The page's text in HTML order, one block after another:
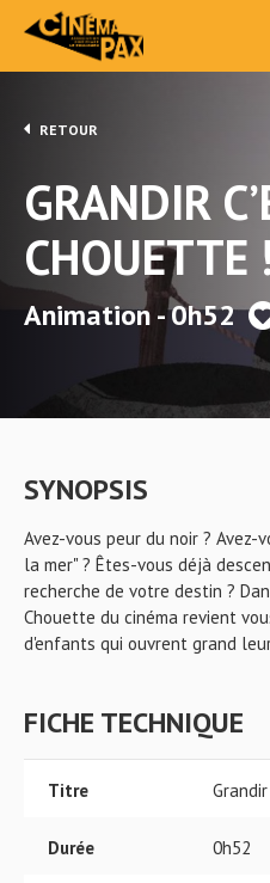
RETOUR
GRANDIR
CHOUETTE !
Animation - 0h52
SYNOPSIS
Avez-vous peur du noir ?
la mer" ? Êtes-vous déjà
recherche de votre destin ?
Chouette du cinéma revient
d'enfants qui ouvrent grand
FICHE TECHNIQUE
Titre
Durée 0h52